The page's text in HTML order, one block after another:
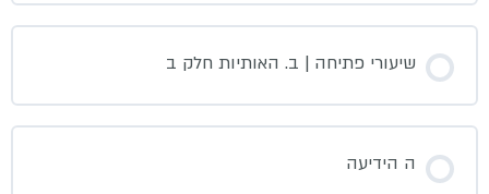
שיעורי פתיחה | ב. האותיות חלק ב
ה הידיעה